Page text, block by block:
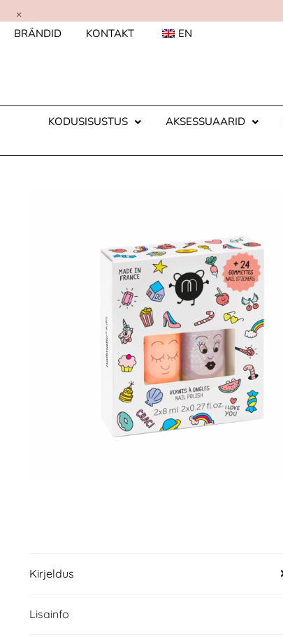
×
BRÄNDID KONTAKT EN
KODUSISUSTUS AKSESSUAARID
Kirjeldus
Lisainfo